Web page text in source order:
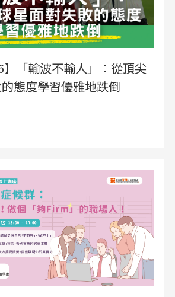
】「輸波不輸人」：從頂尖
態度學習優雅地跌倒